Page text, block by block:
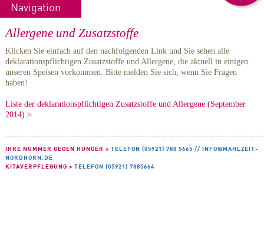
Navigation
Allergene und Zusatzstoffe
Klicken Sie einfach auf den nachfolgenden Link und Sie sehen alle
deklarationspflichtigen Zusatzstoffe und Allergene, die aktuell in einigen
unseren Speisen vorkommen. Bitte melden Sie sich, wenn Sie Fragen
haben!
Liste der deklarationspflichtigen Zusatzstoffe und Allergene (September
2014) >
IHRE NUMMER GEGEN HUNGER > TELEFON (05921) 788 5665 // INFO@MAHLZEIT-
NORDHORN.DE
KITAVERPFLEGUNG > TELEFON (05921) 7885664